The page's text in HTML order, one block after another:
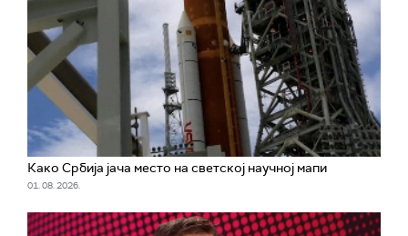
Како Србија јача место на светској научној мапи
01. 08. 2026.